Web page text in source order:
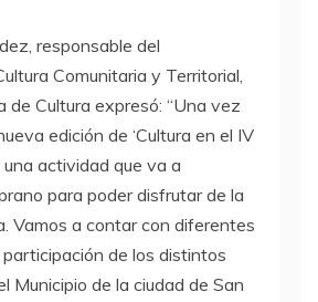
responsable del
Comunitaria y Territorial,
de Cultura expresó: “Una vez
edición de ‘Cultura en el IV
una actividad que va a
para poder disfrutar de la
Vamos a contar con diferentes
de los distintos
Municipio de la ciudad de San